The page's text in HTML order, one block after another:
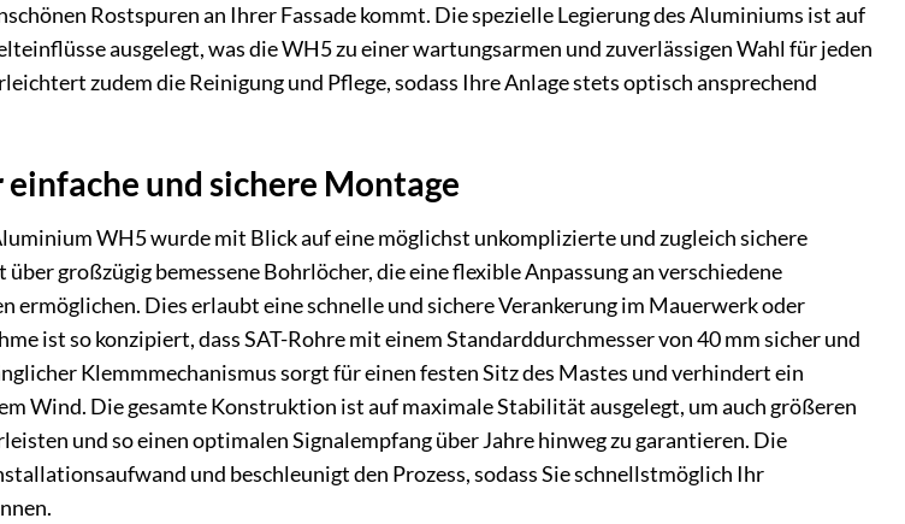
Rostspuren an Ihrer Fassade kommt. Die spezielle Legierung des Aluminiums ist auf
ausgelegt, was die WH5 zu einer wartungsarmen und zuverlässigen Wahl für jeden
zudem die Reinigung und Pflege, sodass Ihre Anlage stets optisch ansprechend
und sichere Montage
WH5 wurde mit Blick auf eine möglichst unkomplizierte und zugleich sichere
großzügig bemessene Bohrlöcher, die eine flexible Anpassung an verschiedene
Dies erlaubt eine schnelle und sichere Verankerung im Mauerwerk oder
ist so konzipiert, dass SAT-Rohre mit einem Standarddurchmesser von 40 mm sicher und
Klemmmechanismus sorgt für einen festen Sitz des Mastes und verhindert ein
Wind. Die gesamte Konstruktion ist auf maximale Stabilität ausgelegt, um auch größeren
und so einen optimalen Signalempfang über Jahre hinweg zu garantieren. Die
und beschleunigt den Prozess, sodass Sie schnellstmöglich Ihr